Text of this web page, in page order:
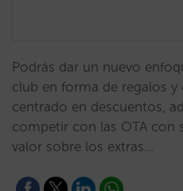
Podrás dar un nuevo
club en forma de regalos y
centrado en descuentos,
competir con las OTA con
valor sobre los extras…